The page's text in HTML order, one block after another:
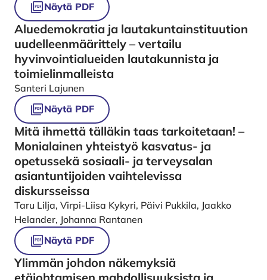
Näytä PDF
Aluedemokratia ja lautakuntainstituution
uudelleenmäärittely – vertailu
hyvinvointialueiden lautakunnista ja
toimielinmalleista
Santeri Lajunen
Näytä PDF
Mitä ihmettä tälläkin taas tarkoitetaan! –
Monialainen yhteistyö kasvatus- ja
opetussekä sosiaali- ja terveysalan
asiantuntijoiden vaihtelevissa
diskursseissa
Taru Lilja, Virpi-Liisa Kykyri, Päivi Pukkila, Jaakko
Helander, Johanna Rantanen
Näytä PDF
Ylimmän johdon näkemyksiä